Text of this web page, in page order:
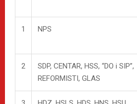
1 NPS
2
SDP, CENTAR, HSS, “DO i SIP”,
REFORMISTI, GLAS